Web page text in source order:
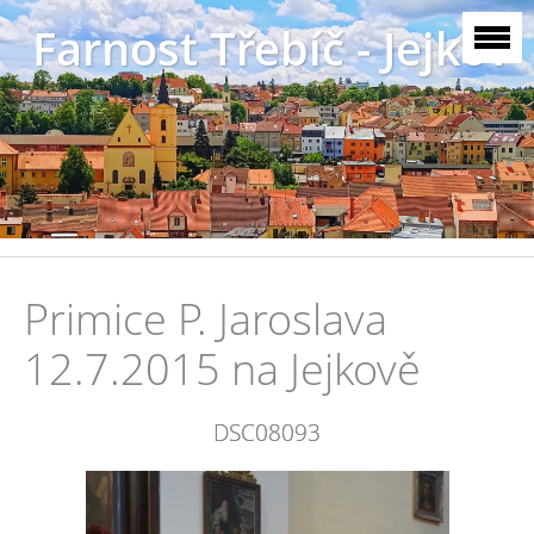
Farnost Třebíč - Jejkov
Primice P. Jaroslava
12.7.2015 na Jejkově
DSC08093